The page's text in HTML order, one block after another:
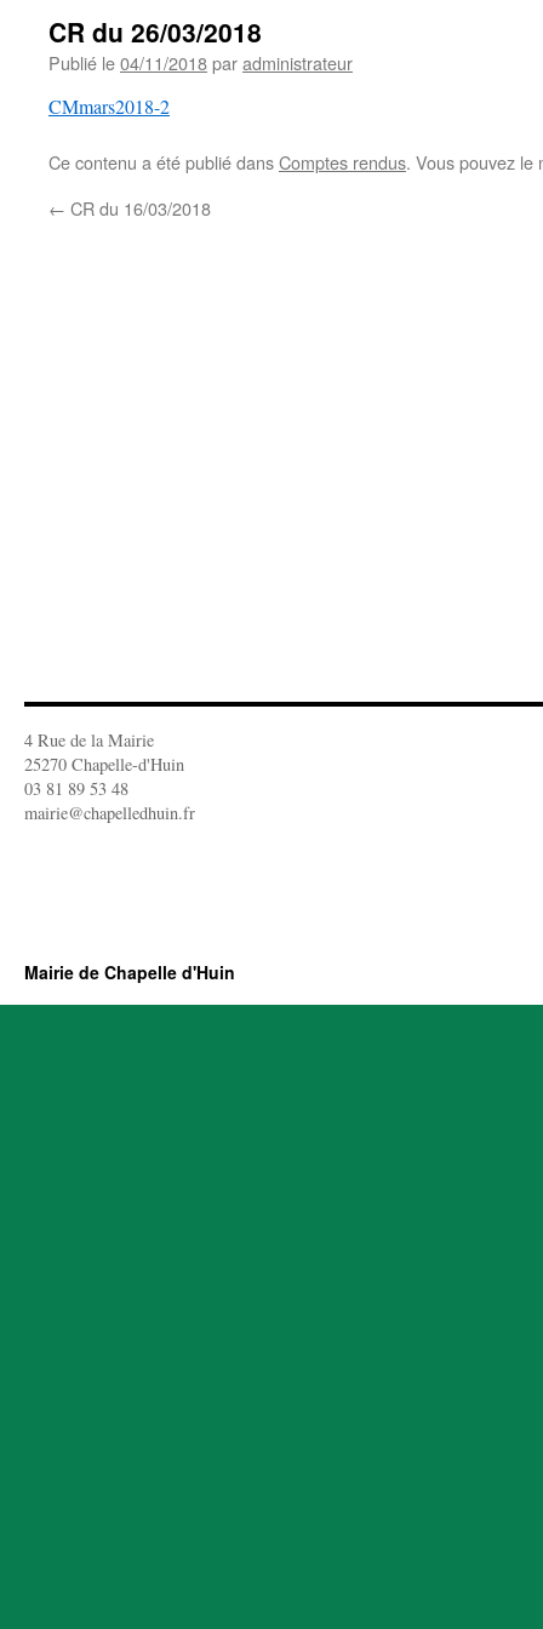
CR du 26/03/2018
Publié le04/11/2018paradministrateur
CMmars2018-2
Ce contenu a été publié dansComptes rendus. Vous pouvez
← CR du 16/03/2018
4 Rue de la Mairie
25270 Chapelle-d'Huin
03 81 89 53 48
mairie@chapelledhuin.fr
Mairie de Chapelle d'Huin